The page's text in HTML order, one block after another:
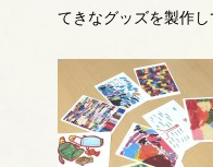
てきなグッズを製作